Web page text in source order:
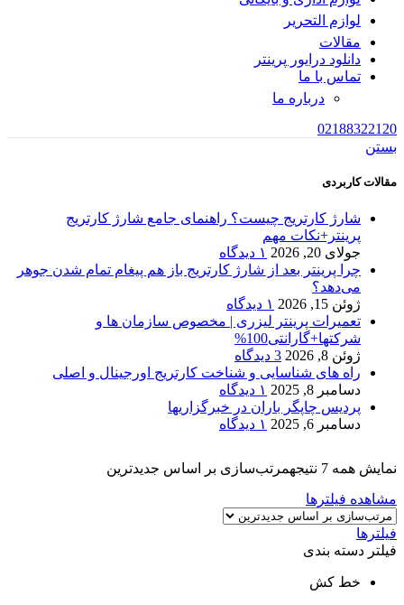
لوازم التحریر
مقالات
دانلود درایور پرینتر
تماس با ما
درباره ما
02188322120
بستن
مقالات کاربردی
شارژ کارتریج چیست؟ راهنمای جامع شارژ کارتریج
پرینتر+نکات مهم
جولای 20, 2026
۱ دیدگاه
چرا پرینتر بعد از شارژ کارتریج باز هم پیغام تمام شدن جوهر
می‌دهد؟
ژوئن 15, 2026
۱ دیدگاه
تعمیرات پرینتر لیزری | مخصوص سازمان ها و
شرکتها+گارانتی100%
ژوئن 8, 2026
3 دیدگاه
راه های شناسایی و شناخت کارتریج اورجینال و اصلی
دسامبر 8, 2025
۱ دیدگاه
پردیس چاپگر باران در خبرگزاریها
دسامبر 6, 2025
۱ دیدگاه
نمایش همه 7 نتیجه
مرتب‌سازی بر اساس جدیدترین
مشاهده فیلترها
فیلترها
فیلتر دسته بندی
خط کش